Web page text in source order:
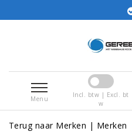
Menu
Incl. btw | Excl. bt
w
Terug naar Merken | Merken